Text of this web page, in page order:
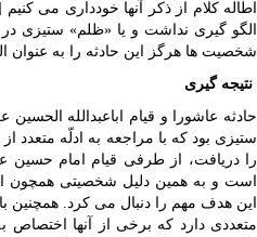
الگو گیری نداشت و یا «ظلم» ستیزی
شخصیت ها هرگز این حادثه را به عنوان
نتیجه گیری
حادثه عاشورا و قیام اباعبدالله
ستیزی بود که با مراجعه به ادلّه متعدد
را دریافت، از طرفی قیام امام حسین
است و به همین دلیل شخصیتی همچون
این هدف مهم را دنبال می کرد. همچنین
متعددی دارد که برخی از آنها اختصاص